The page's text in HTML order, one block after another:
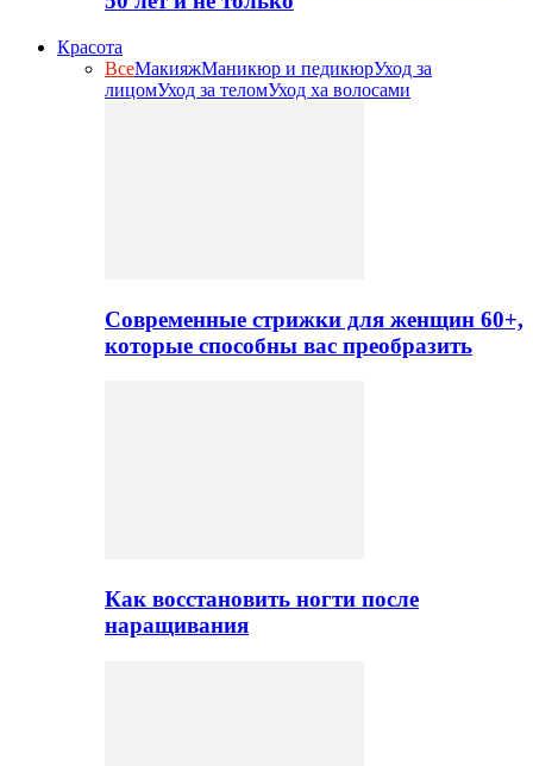
Красота
ВсеМакияжМаникюр и педикюрУход за
лицомУход за теломУход ха волосами
Современные стрижки для женщин 60+,
которые способны вас преобразить
Как восстановить ногти после
наращивания